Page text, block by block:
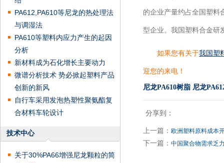
PA612,PA610等尼龙的热处理法
与调湿法
PA610等塑料内应力产生的起因
分析
新材料成为石化增长主要动力
微谱分析技术 势必掀起塑料产品
创新的新风
自行车采用发泡热塑性聚氨酯复
合材料车轮设计
技术中心
关于30%PA66增强尼龙颗粒的简
的企业产量约占全国塑料
型企业。我国塑料合金研
如果您有关于我国塑
迎您的来电！
尼龙PA610树脂 尼龙
分享到：
上一篇： 欧洲塑料原料成本
下一篇： 中国聚合物需求乏